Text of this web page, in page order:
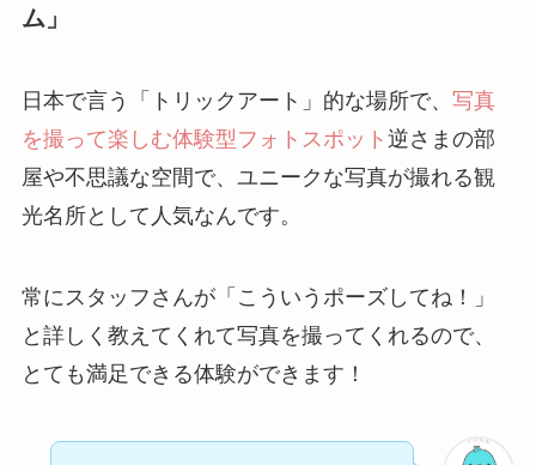
ム」
日本で言う「トリックアート」的な場所で、 写真
を撮って楽しむ体験型フォトスポット 逆さまの部
屋や不思議な空間で、ユニークな写真が撮れる観
光名所として人気なんです。
常にスタッフさんが「こういうポーズしてね！」
と詳しく教えてくれて写真を撮ってくれるので、
とても満足できる体験ができます！